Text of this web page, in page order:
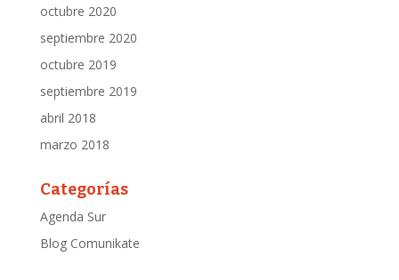
octubre 2020
septiembre 2020
octubre 2019
septiembre 2019
abril 2018
marzo 2018
Categorías
Agenda Sur
Blog Comunikate